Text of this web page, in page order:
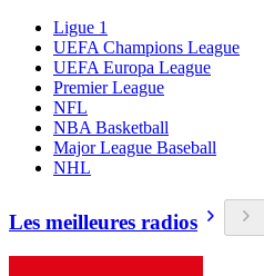
Ligue 1
UEFA Champions League
UEFA Europa League
Premier League
NFL
NBA Basketball
Major League Baseball
NHL
Les meilleures radios